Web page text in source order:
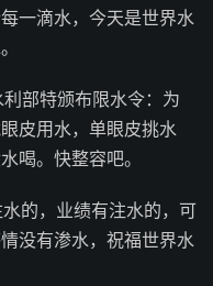
一滴水，今天是世界水
部特颁布限水令：为
皮用水，单眼皮挑水
喝。快整容吧。
的，业绩有注水的，可
没有渗水，祝福世界水